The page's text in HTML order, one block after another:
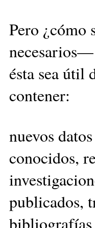
Pero ¿cómo
necesarios—
ésta sea útil
contener:
nuevos
conocidos,
publicados,